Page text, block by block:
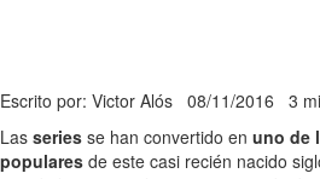
Escrito por: Victor Alós 08/11/2016 3
Las series se han convertido en uno de
populares de este casi recién nacido